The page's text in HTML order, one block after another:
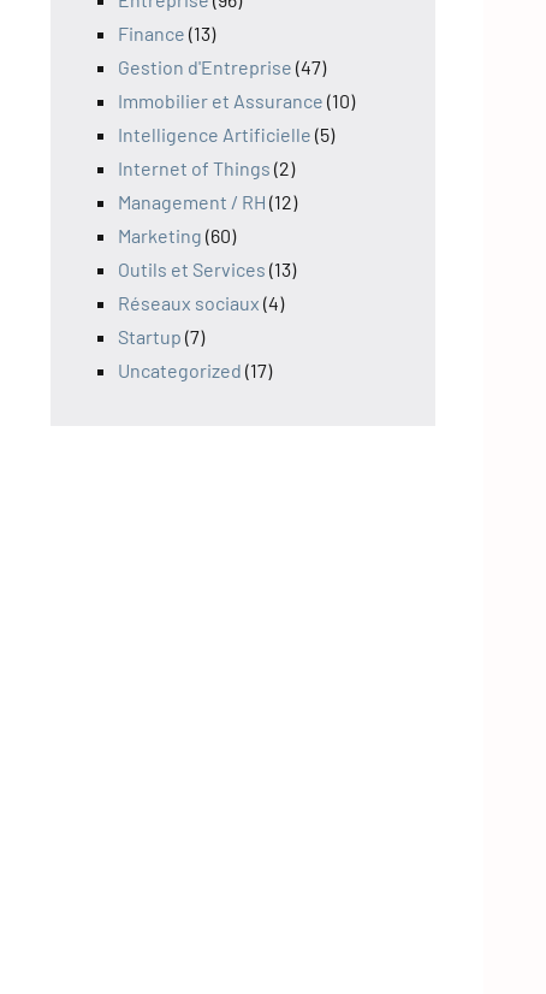
Finance (13)
Gestion d'Entreprise (47)
Immobilier et Assurance (10)
Intelligence Artificielle (5)
Internet of Things (2)
Management / RH (12)
Marketing (60)
Outils et Services (13)
Réseaux sociaux (4)
Startup (7)
Uncategorized (17)